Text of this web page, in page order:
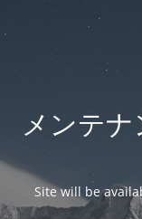
メンテ
Site will be